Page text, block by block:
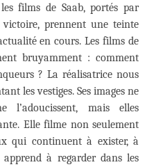
films de Saab, portés par
prennent une teinte
en cours. Les films de
bruyamment : comment
? La réalisatrice nous
les vestiges. Ses images ne
mais elles
Elle filme non seulement
qui continuent à exister, à
à regarder dans les